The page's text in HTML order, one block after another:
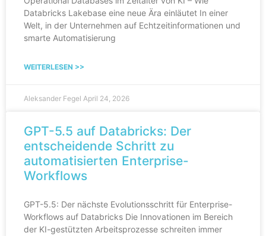
Databricks Lakebase eine neue Ära einläutet In einer
Welt, in der Unternehmen auf Echtzeitinformationen und
smarte Automatisierung
WEITERLESEN >>
Aleksander Fegel April 24, 2026
GPT-5.5 auf Databricks: Der
entscheidende Schritt zu
automatisierten Enterprise-
Workflows
GPT-5.5: Der nächste Evolutionsschritt für Enterprise-
Workflows auf Databricks Die Innovationen im Bereich
der KI-gestützten Arbeitsprozesse schreiten immer